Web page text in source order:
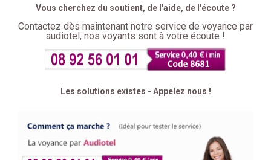
Vous cherchez du soutient, de l'aide, de l'écoute ?
Contactez dès maintenant notre service de voyance par
audiotel, nos voyants sont à votre écoute !
Les solutions existes - Appelez nous !